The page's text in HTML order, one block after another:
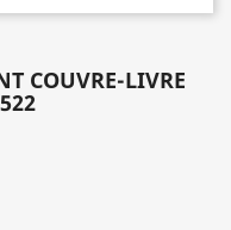
COUVRE-LIVRE